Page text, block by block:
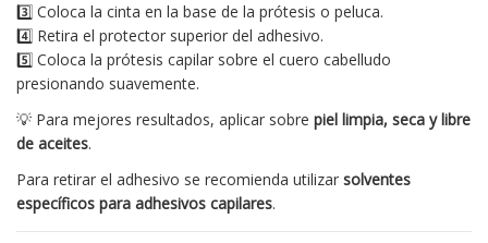
3️⃣ Coloca la cinta en la base de la prótesis o peluca.
4️⃣ Retira el protector superior del adhesivo.
5️⃣ Coloca la prótesis capilar sobre el cuero cabelludo
presionando suavemente.
💡 Para mejores resultados, aplicar sobre piel limpia, seca y libre
de aceites.
Para retirar el adhesivo se recomienda utilizar solventes
específicos para adhesivos capilares.